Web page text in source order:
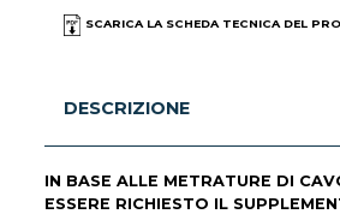
SCARICA LA SCHEDA TECNICA DEL
DESCRIZIONE
IN BASE ALLE METRATURE DI
ESSERE RICHIESTO IL